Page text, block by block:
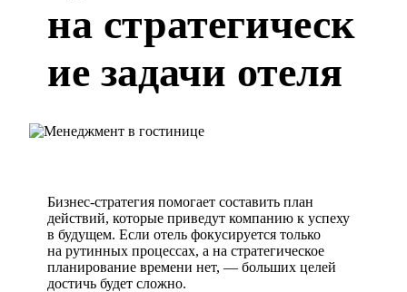
на стратегическ
ие задачи отеля
Бизнес-стратегия помогает составить план
действий, которые приведут компанию к успеху
в будущем. Если отель фокусируется только
на рутинных процессах, а на стратегическое
планирование времени нет, — больших целей
достичь будет сложно.